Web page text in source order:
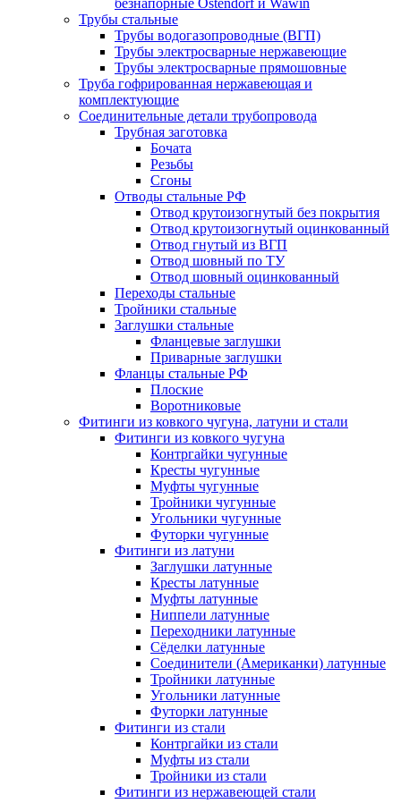
безнапорные Ostendorf и Wawin
Трубы стальные
Трубы водогазопроводные (ВГП)
Трубы электросварные нержавеющие
Трубы электросварные прямошовные
Труба гофрированная нержавеющая и
комплектующие
Соединительные детали трубопровода
Трубная заготовка
Бочата
Резьбы
Сгоны
Отводы стальные РФ
Отвод крутоизогнутый без покрытия
Отвод крутоизогнутый оцинкованный
Отвод гнутый из ВГП
Отвод шовный по ТУ
Отвод шовный оцинкованный
Переходы стальные
Тройники стальные
Заглушки стальные
Фланцевые заглушки
Приварные заглушки
Фланцы стальные РФ
Плоские
Воротниковые
Фитинги из ковкого чугуна, латуни и стали
Фитинги из ковкого чугуна
Контргайки чугунные
Кресты чугунные
Муфты чугунные
Тройники чугунные
Угольники чугунные
Футорки чугунные
Фитинги из латуни
Заглушки латунные
Кресты латунные
Муфты латунные
Ниппели латунные
Переходники латунные
Сёделки латунные
Соединители (Американки) латунные
Тройники латунные
Угольники латунные
Футорки латунные
Фитинги из стали
Контргайки из стали
Муфты из стали
Тройники из стали
Фитинги из нержавеющей стали